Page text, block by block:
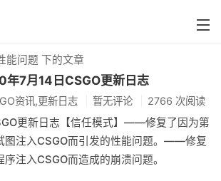
farmskins
88dog
flamecases
88hash-jp
能问题 下的文章
年7月14日CSGO更新日志
资讯,更新日志 暂无评论 2766 次阅读
更新日志【信任模式】——修复了因为第
图注入CSGO而引发的性能问题。——修复
注入CSGO而造成的崩溃问题。